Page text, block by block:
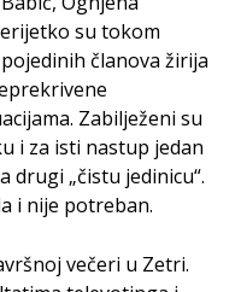
su tokom
članova žirija
Zabilježeni su
i za isti nastup jedan
drugi „čistu jedinicu“.
i nije potreban.
večeri u Zetri.